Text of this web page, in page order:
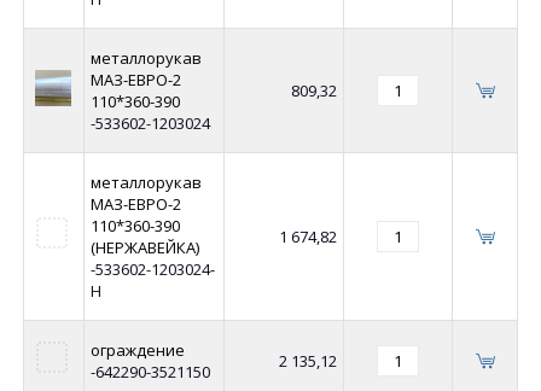
металлорукав
МАЗ-ЕВРО-2
110*360-390
-533602-1203024
809,32
металлорукав
МАЗ-ЕВРО-2
110*360-390
(НЕРЖАВЕЙКА)
-533602-1203024-
Н
1 674,82
ограждение
-642290-3521150
2 135,12